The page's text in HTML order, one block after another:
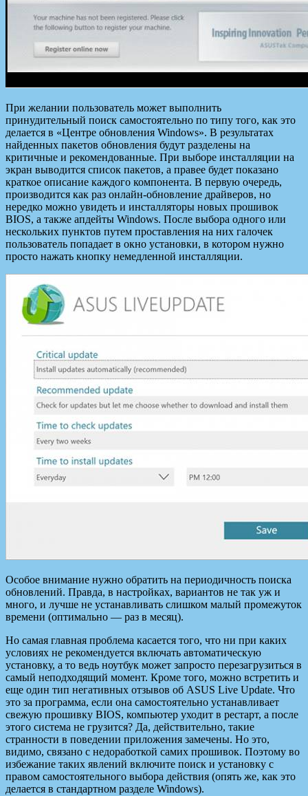
При желании пользователь может выполнить
принудительный поиск самостоятельно по типу того, как это
делается в «Центре обновления Windows». В результатах
найденных пакетов обновления будут разделены на
критичные и рекомендованные. При выборе инсталляции на
экран выводится список пакетов, а правее будет показано
краткое описание каждого компонента. В первую очередь,
производится как раз онлайн-обновление драйверов, но
нередко можно увидеть и инсталляторы новых прошивок
BIOS, а также апдейты Windows. После выбора одного или
нескольких пунктов путем проставления на них галочек
пользователь попадает в окно установки, в котором нужно
просто нажать кнопку немедленной инсталляции.
Особое внимание нужно обратить на периодичность поиска
обновлений. Правда, в настройках, вариантов не так уж и
много, и лучше не устанавливать слишком малый промежуток
времени (оптимально — раз в месяц).
Но самая главная проблема касается того, что ни при каких
условиях не рекомендуется включать автоматическую
установку, а то ведь ноутбук может запросто перезагрузиться в
самый неподходящий момент. Кроме того, можно встретить и
еще один тип негативных отзывов об ASUS Live Update. Что
это за программа, если она самостоятельно устанавливает
свежую прошивку BIOS, компьютер уходит в рестарт, а после
этого система не грузится? Да, действительно, такие
странности в поведении приложения замечены. Но это,
видимо, связано с недоработкой самих прошивок. Поэтому во
избежание таких явлений включите поиск и установку с
правом самостоятельного выбора действия (опять же, как это
делается в стандартном разделе Windows).